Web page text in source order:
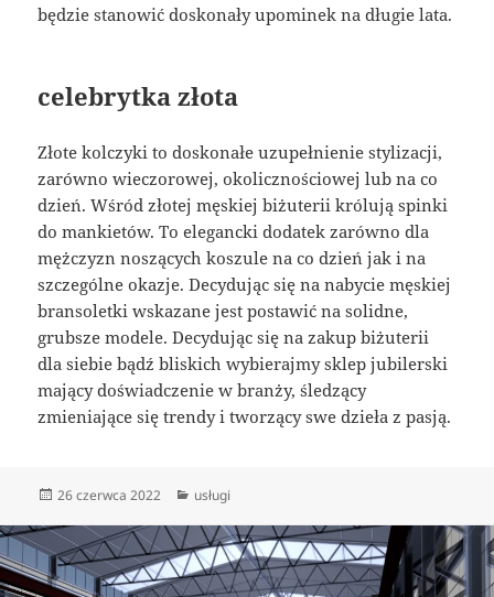
będzie stanowić doskonały upominek na długie lata.
celebrytka złota
Złote kolczyki to doskonałe uzupełnienie stylizacji,
zarówno wieczorowej, okolicznościowej lub na co
dzień. Wśród złotej męskiej biżuterii królują spinki
do mankietów. To elegancki dodatek zarówno dla
mężczyzn noszących koszule na co dzień jak i na
szczególne okazje. Decydując się na nabycie męskiej
bransoletki wskazane jest postawić na solidne,
grubsze modele. Decydując się na zakup biżuterii
dla siebie bądź bliskich wybierajmy sklep jubilerski
mający doświadczenie w branży, śledzący
zmieniające się trendy i tworzący swe dzieła z pasją.
Data
26 czerwca 2022 Kategorie
usługi